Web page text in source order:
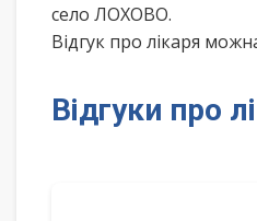
село ЛОХОВО.
Відгук про лікаря
Відгуки про